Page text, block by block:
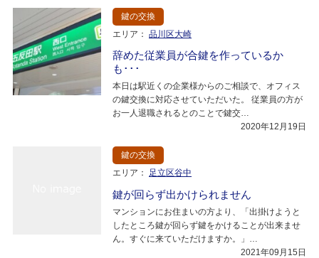
鍵の交換
エリア： 品川区大崎
辞めた従業員が合鍵を作っているか
も･･･
本日は駅近くの企業様からのご相談で、オフィス
の鍵交換に対応させていただいた。 従業員の方が
お一人退職されるとのことで鍵交…
2020年12月19日
鍵の交換
エリア：
足立区谷中
鍵が回らず出かけられません
マンションにお住まいの方より、「出掛けようと
したところ鍵が回らず鍵をかけることが出来ませ
ん。すぐに来ていただけますか。」…
2021年09月15日